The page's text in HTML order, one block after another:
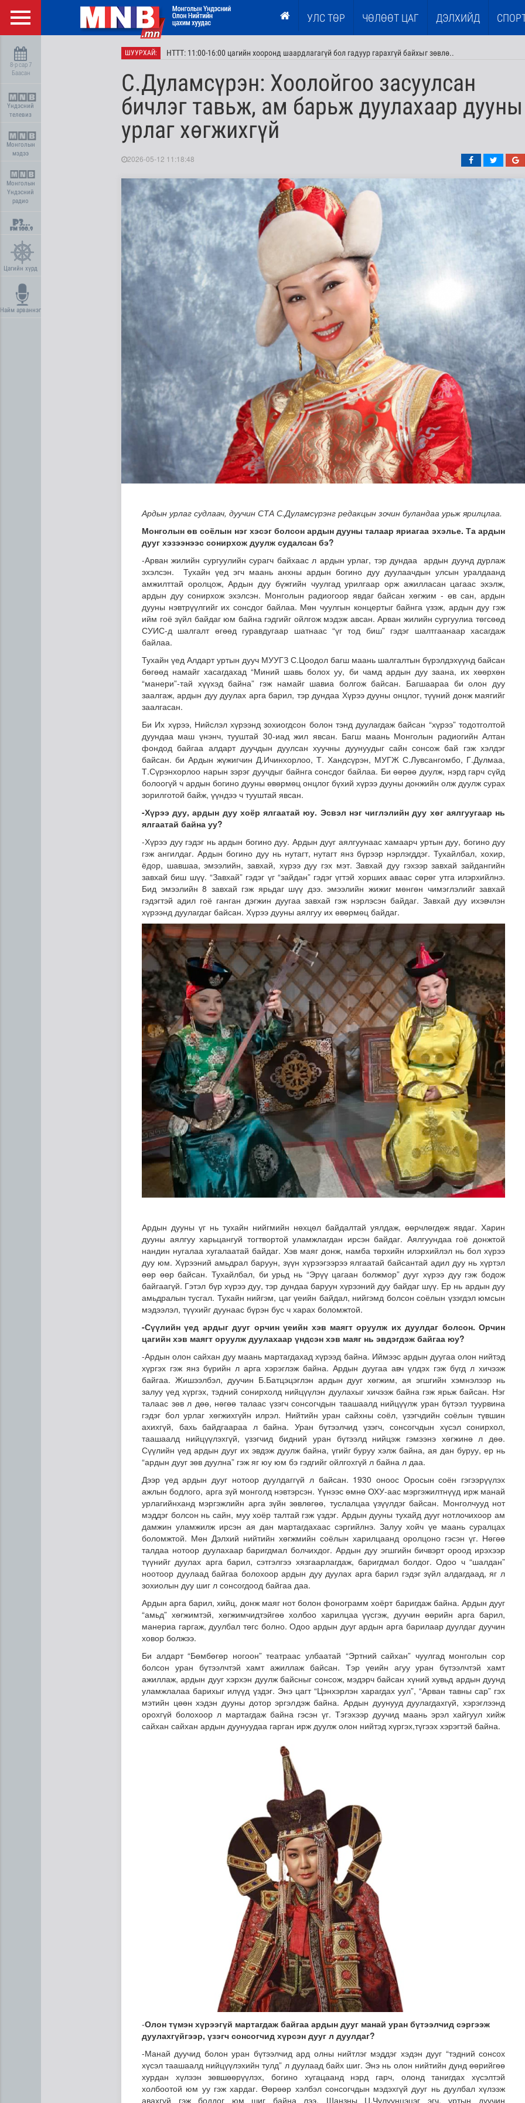
УЛС ТӨР ЧӨЛӨӨТ ЦАГ ДЭЛХИЙД
8-р сар 7
Баасан
Үндэсний
телевиз
Монголын
мэдээ
Монголын
Үндэсний
радио
Цагийн хүрд
Найм арваннэг
ШУУРХАЙ: НТТТ: 11:00-16:00 цагийн хооронд шаардлагагүй бол гадуур гарахгүй байхыг зөвлө..
Д.Нацагдоржийн мэндэлсний 120 жилийн ойд зориулсан олон улсын эрдэм шинжилгээн..
Хүннүгийн язгууртны оршуулгын дурсгалт газрууд ЮНЕСКО-гийн Дэлхийн соёлын өвд ..
Манай улс Польш улстай хөдөө аж ахуйн салбарт өргөн хүрээнд хамтран ажиллах бо..
С.Дуламсүрэн: Хоолойгоо засуулсан
бичлэг тавьж, ам барьж дуулахаар дууны
урлаг хөгжихгүй
2026-05-12 11:18:48
Ардын урлаг судлаач, дуучин СТА С.Дуламсүрэнг редакцын зочин буландаа урьж ярилцлаа.
Монголын өв соёлын нэг хэсэг болсон ардын дууны талаар яриагаа эхэлье. Та ардын
дууг хэзээнээс сонирхож дуулж судалсан бэ?
-Арван жилийн сургуулийн сурагч байхаас л ардын урлаг, тэр дундаа ардын дуунд дурлаж
эхэлсэн. Тухайн үед эгч маань анхны ардын богино дуу дуулаачдын улсын уралдаанд
амжилттай оролцож, Ардын дуу бүжгийн чуулгад урилгаар орж ажилласан цагаас эхэлж,
ардын дуу сонирхож эхэлсэн. Монголын радиогоор явдаг байсан хөгжим - өв сан, ардын
дууны нэвтрүүлгийг их сонсдог байлаа. Мөн чуулгын концертыг байнга үзэж, ардын дуу гэж
ийм гоё зүйл байдаг юм байна гэдгийг ойлгож мэдэж авсан. Арван жилийн сургуулиа төгсөөд
СУИС-д шалгалт өгөөд гуравдугаар шатнаас “үг тод биш” гэдэг шалтгаанаар хасагдаж
байлаа.
Тухайн үед Алдарт уртын дууч МУУГЗ С.Цоодол багш маань шалгалтын бүрэлдэхүүнд байсан
бөгөөд намайг хасагдахад “Миний шавь болох уу, би чамд ардын дуу заана, их хөөрхөн
“манери”-тай хүүхэд байна” гэж намайг шавиа болгож байсан. Багшаараа би олон дуу
заалгаж, ардын дуу дуулах арга барил, тэр дундаа Хүрээ дууны онцлог, түүний донж маягийг
заалгасан.
Би Их хүрээ, Нийслэл хүрээнд зохиогдсон болон тэнд дуулагдаж байсан “хүрээ” тодотголтой
дуундаа маш үнэнч, тууштай 30-иад жил явсан. Багш маань Монголын радиогийн Алтан
фондод байгаа алдарт дуучдын дуулсан хуучны дуунуудыг сайн сонсож бай гэж хэлдэг
байсан. би Ардын жүжигчин Д.Ичинхорлоо, Т. Хандсүрэн, МУГЖ С.Лувсангомбо, Г.Дулмаа,
Т.Сүрэнхорлоо нарын зэрэг дуучдыг байнга сонсдог байлаа. Би өөрөө дуулж, нэрд гарч сүйд
болоогүй ч ардын богино дууны өвөрмөц онцлог бүхий хүрээ дууны донжийн олж дуулж сурах
зорилготой байж, үүндээ ч тууштай явсан.
-Хүрээ дуу, ардын дуу хоёр ялгаатай юу. Эсвэл нэг чиглэлийн дуу хөг аялгуугаар нь
ялгаатай байна уу?
-Хүрээ дуу гэдэг нь ардын богино дуу. Ардын дууг аялгуунаас хамаарч уртын дуу, богино дуу
гэж ангилдаг. Ардын богино дуу нь нутагт, нутагт янз бүрээр нэрлэгддэг. Тухайлбал, хохир,
ёдор, шавшаа, эмээлийн, завхай, хүрээ дуу гэх мэт. Завхай дуу гэхээр завхай зайдангийн
завхай биш шүү. “Завхай” гэдэг үг “зайдан” гэдэг үгтэй хорших аваас сөрөг утга илэрхийлнэ.
Бид эмээлийн 8 завхай гэж ярьдаг шүү дээ. эмээлийн жижиг мөнгөн чимэглэлийг завхай
гэдэгтэй адил гоё ганган дэгжин дуугаа завхай гэж нэрлэсэн байдаг. Завхай дуу ихэвчлэн
хүрээнд дуулагдаг байсан. Хүрээ дууны аялгуу их өвөрмөц байдаг.
Ардын дууны үг нь тухайн нийгмийн нөхцөл байдалтай уялдаж, өөрчлөгдөж явдаг. Харин
дууны аялгуу харьцангуй тогтвортой уламжлагдан ирсэн байдаг. Аялгуундаа гоё донжтой
нандин нугалаа хугалаатай байдаг. Хэв маяг донж, намба төрхийн илэрхийлэл нь бол хүрээ
дуу юм. Хүрээний амьдрал баруун, зүүн хүрээгээрээ ялгаатай байсантай адил дуу нь хүртэл
өөр өөр байсан. Тухайлбал, би урьд нь “Эрүү цагаан болжмор” дууг хүрээ дуу гэж бодож
байгаагүй. Гэтэл бүр хүрээ дуу, тэр дундаа баруун хүрээний дуу байдаг шүү. Ер нь ардын дуу
амьдралын тусгал. Тухайн нийгэм, цаг үеийн байдал, нийгэмд болсон соёлын үзэгдэл юмсын
мэдээлэл, түүхийг дуунаас бүрэн бус ч харах боломжтой.
-Сүүлийн үед ардыг дууг орчин үеийн хэв маягт оруулж их дуулдаг болсон. Орчин
цагийн хэв маягт оруулж дуулахаар үндсэн хэв маяг нь эвдэгдэж байгаа юу?
-Ардын олон сайхан дуу маань мартагдахад хүрээд байна. Иймээс ардын дуугаа олон нийтэд
хүргэх гэж янз бүрийн л арга хэрэглэж байна. Ардын дуугаа авч үлдэх гэж бүгд л хичээж
байгаа. Жишээлбэл, дуучин Б.Батцэцэглэн ардын дууг хөгжим, ая эгшгийн хэмнэлээр нь
залуу үед хүргэх, тэдний сонирхолд нийцүүлэн дуулахыг хичээж байна гэж ярьж байсан. Нэг
талаас зөв л дөө, нөгөө талаас үзэгч сонсогчдын таашаалд нийцүүлж уран бүтээл туурвина
гэдэг бол урлаг хөгжихгүйн илрэл. Нийтийн уран сайхны соёл, үзэгчдийн соёлын түвшин
ахихгүй, бахь байдгаараа л байна. Уран бүтээлчид үзэгч, сонсогчдын хүсэл сонирхол,
таашаалд нийцүүлэхгүй, үзэгчид бидний уран бүтээлд нийцэж гэмээнэ хөгжинө л дөө.
Сүүлийн үед ардын дууг их эвдэж дуулж байна, үгийг буруу хэлж байна, ая дан буруу, ер нь
“ардын дууг зөв дуулна” гэж яг юу юм бэ гэдгийг ойлгохгүй л байна л даа.
Дээр үед ардын дууг нотоор дуулдаггүй л байсан. 1930 оноос Оросын соён гэгээрүүлэх
ажлын бодлого, арга зүй монголд нэвтэрсэн. Үүнээс өмнө ОХУ-аас мэргэжилтнүүд ирж манай
урлагийнханд мэргэжлийн арга зүйн зөвлөгөө, туслалцаа үзүүлдэг байсан. Монголчууд нот
мэддэг болсон нь сайн, муу хоёр талтай гэж үздэг. Ардын дууны тухайд дууг нотлочихоор ам
дамжин уламжилж ирсэн ая дан мартагдахаас сэргийлнэ. Залуу хойч үе маань суралцах
боломжтой. Мөн Дэлхий нийтийн хөгжмийн соёлын харилцаанд оролцоно гэсэн үг. Нөгөө
талдаа нотоор дуулахаар баригдмал болчихдог. Ардын дуу эгшгийн бичвэрт ороод ирэхээр
түүнийг дуулах арга барил, сэтгэлгээ хязгаарлагдаж, баригдмал болдог. Одоо ч “шалдан”
ноотоор дуулаад байгаа болохоор ардын дуу дуулах арга барил гэдэг зүйл алдагдаад, яг л
зохиолын дуу шиг л сонсогдоод байгаа даа.
Ардын арга барил, хийц, донж маяг нот болон фонограмм хоёрт баригдаж байна. Ардын дууг
“амьд” хөгжимтэй, хөгжимчидтэйгөө холбоо харилцаа үүсгэж, дуучин өөрийн арга барил,
манериа гаргаж, дуулбал төгс болно. Одоо ардын дууг ардын арга барилаар дуулдаг дуучин
ховор болжээ.
Би алдарт “Бөмбөгөр ногоон” театраас улбаатай “Эртний сайхан” чуулгад монголын сор
болсон уран бүтээлчтэй хамт ажиллаж байсан. Тэр үеийн агуу уран бүтээлчтэй хамт
ажиллаж, ардын дууг хэрхэн дуулж байсныг сонсож, мэдэрч байсан хүний хувьд ардын дуунд
уламжлалаа барихыг илүүд үздэг. Энэ цагт “Цэнхэрлэн харагдах уул”, “Арван тавны сар” гэх
мэтийн цөөн хэдэн дууны дотор эргэлдэж байна. Ардын дуунууд дуулагдахгүй, хэрэглээнд
орохгүй болохоор л мартагдаж байна гэсэн үг. Тэгэхээр дуучид маань эрэл хайгуул хийж
сайхан сайхан ардын дуунуудаа гарган ирж дуулж олон нийтэд хүргэх,түгээх хэрэгтэй байна.
-Олон түмэн хүрээгүй мартагдаж байгаа ардын дууг манай уран бүтээлчид сэргээж
дуулахгүйгээр, үзэгч сонсогчид хүрсэн дууг л дуулдаг?
-Манай дуучид болон уран бүтээлчид ард олны нийтлэг мэддэг хэдэн дууг “тэдний сонсох
хүсэл таашаалд нийцүүлэхийн тулд” л дуулаад байх шиг. Энэ нь олон нийтийн дунд өөрийгөө
хурдан хүлээн зөвшөөрүүлэх, богино хугацаанд нэрд гарч, олонд танигдах хүсэлтэй
холбоотой юм уу гэж хардаг. Өөрөөр хэлбэл сонсогчдын мэдэхгүй дууг нь дуулбал хүлээж
авахгүй гэж боддог юм шиг байна лээ. Шанзны Ц.Чулуунцэцэг эгч, уртын дуучин